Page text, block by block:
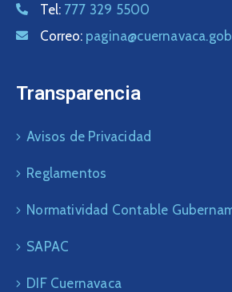
Tel: 777 329 5500
Correo:
Transparencia
Avisos de Privacidad
Reglamentos
Normatividad Contable
SAPAC
DIF Cuernavaca